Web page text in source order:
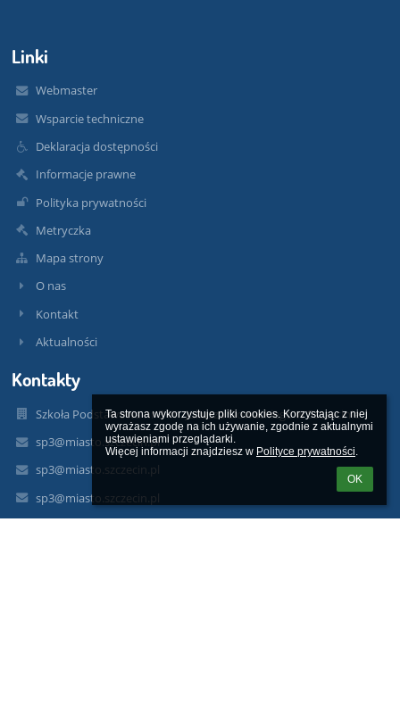
Ta strona wykorzystuje pliki cookies. Korzystając z niej
wyrażasz zgodę na ich używanie, zgodnie z aktualnymi
ustawieniami przeglądarki.
Więcej informacji znajdziesz w Polityce prywatności.
OK
Linki
Webmaster
Wsparcie techniczne
Deklaracja dostępności
Informacje prawne
Polityka prywatności
Metryczka
Mapa strony
O nas
Kontakt
Aktualności
Kontakty
Szkoła Podstawowa nr 3 im. Juliusza Słowackiego w Szczecinie
sp3@miasto.szczecin.pl
sp3@miasto.szczecin.pl
sp3@miasto.szczecin.pl